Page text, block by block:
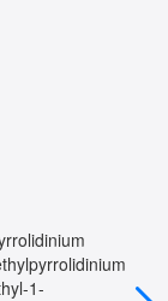
1-